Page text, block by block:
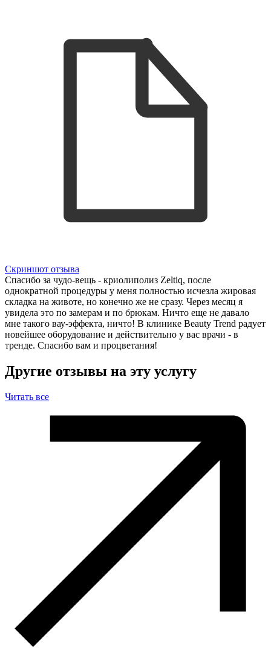
Скриншот отзыва
Спасибо за чудо-вещь - криолиполиз Zeltiq, после
однократной процедуры у меня полностью исчезла жировая
складка на животе, но конечно же не сразу. Через месяц я
увидела это по замерам и по брюкам. Ничто еще не давало
мне такого вау-эффекта, ничто! В клинике Beauty Trend радует
новейшее оборудование и действительно у вас врачи - в
тренде. Спасибо вам и процветания!
Другие отзывы на эту услугу
Читать все